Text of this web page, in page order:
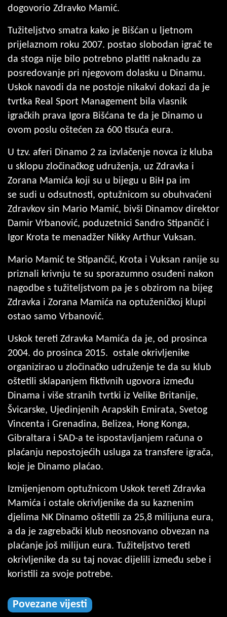
dogovorio Zdravko Mamić.
Tužiteljstvo smatra kako je Bišćan u ljetnom
prijelaznom roku 2007. postao slobodan igrač te
da stoga nije bilo potrebno platiti naknadu za
posredovanje pri njegovom dolasku u Dinamu.
Uskok navodi da ne postoje nikakvi dokazi da je
tvrtka Real Sport Management bila vlasnik
igračkih prava Igora Bišćana te da je Dinamo u
ovom poslu oštećen za 600 tisuća eura.
U tzv. aferi Dinamo 2 za izvlačenje novca iz kluba
u sklopu zločinačkog udruženja, uz Zdravka i
Zorana Mamića koji su u bijegu u BiH pa im
se sudi u odsutnosti, optužnicom su obuhvaćeni
Zdravkov sin Mario Mamić, bivši Dinamov direktor
Damir Vrbanović, poduzetnici Sandro Stipančić i
Igor Krota te menadžer Nikky Arthur Vuksan.
Mario Mamić te Stipančić, Krota i Vuksan ranije su
priznali krivnju te su sporazumno osuđeni nakon
nagodbe s tužiteljstvom pa je s obzirom na bijeg
Zdravka i Zorana Mamića na optuženičkoj klupi
ostao samo Vrbanović.
Uskok tereti Zdravka Mamića da je, od prosinca
2004. do prosinca 2015. ostale okrivljenike
organizirao u zločinačko udruženje te da su klub
oštetili sklapanjem fiktivnih ugovora između
Dinama i više stranih tvrtki iz Velike Britanije,
Švicarske, Ujedinjenih Arapskih Emirata, Svetog
Vincenta i Grenadina, Belizea, Hong Konga,
Gibraltara i SAD-a te ispostavljanjem računa o
plaćanju nepostojećih usluga za transfere igrača,
koje je Dinamo plaćao.
Izmijenjenom optužnicom Uskok tereti Zdravka
Mamića i ostale okrivljenike da su kaznenim
djelima NK Dinamo oštetili za 25,8 milijuna eura,
a da je zagrebački klub neosnovano obvezan na
plaćanje još milijun eura. Tužiteljstvo tereti
okrivljenike da su taj novac dijelili između sebe i
koristili za svoje potrebe.
Povezane vijesti